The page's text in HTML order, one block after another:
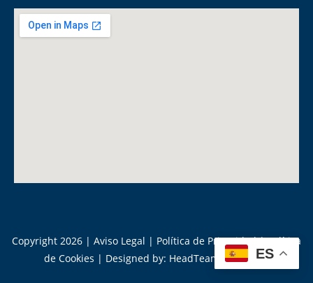
Copyright 2026 | Aviso Legal | Política de Privacidad|Política
de Cookies | Designed by: HeadTeam Marketing
ES